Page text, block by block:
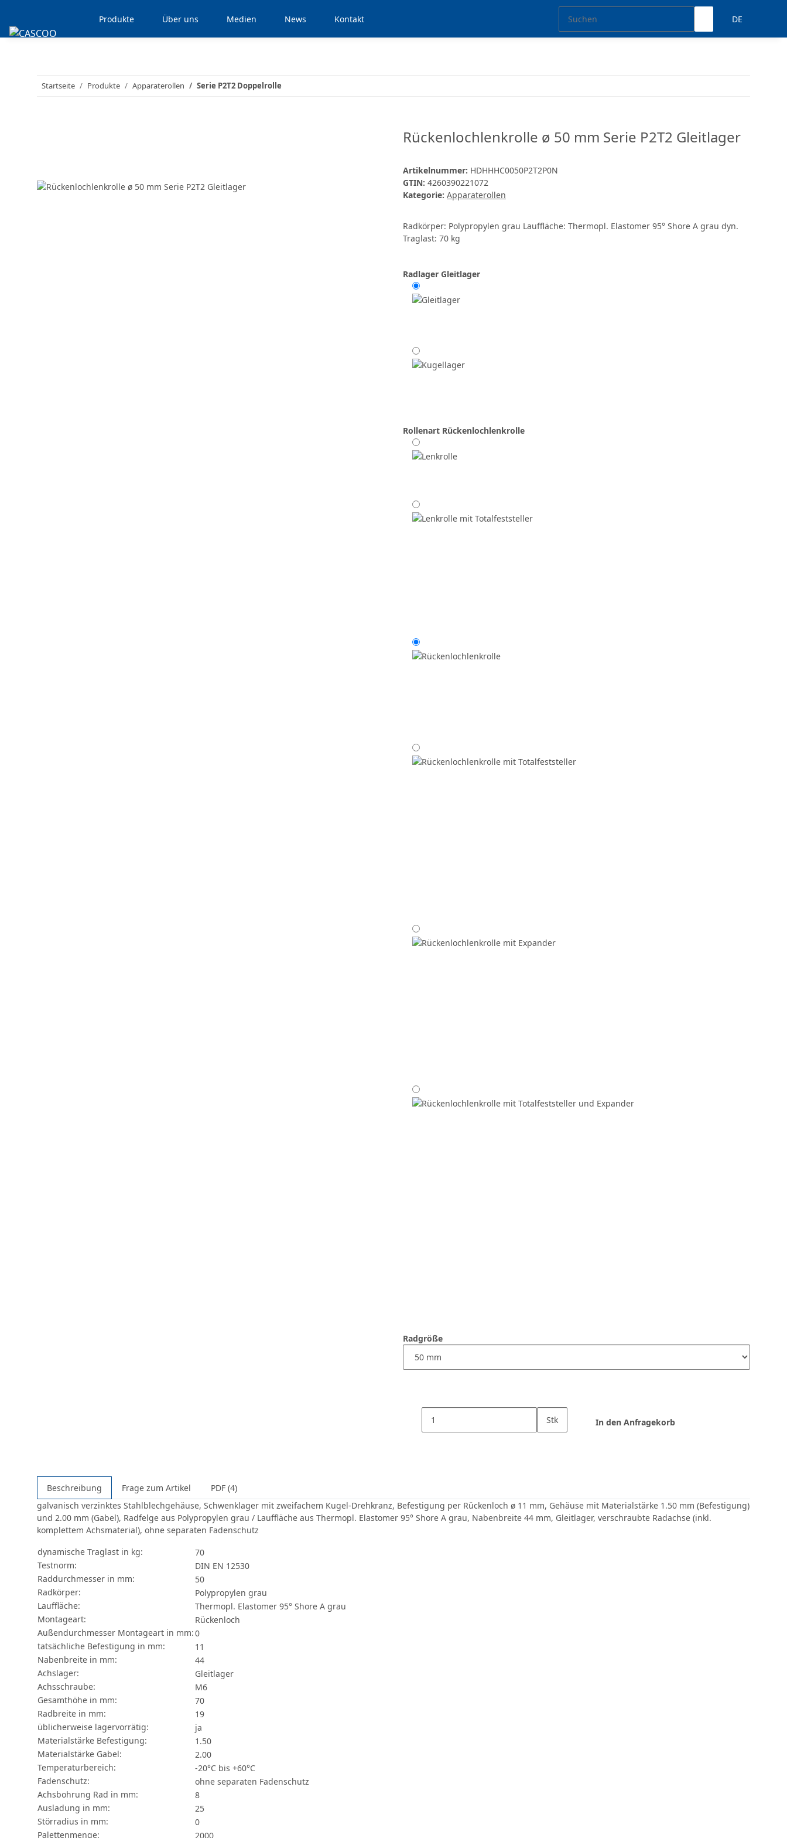
DE
Produkte Über uns Medien News Kontakt
Startseite Produkte Apparaterollen Serie P2T2 Doppelrolle
Rückenlochlenkrolle ø 50 mm Serie P2T2 Gleitlager
Artikelnummer: HDHHHC0050P2T2P0N
GTIN: 4260390221072
Kategorie: Apparaterollen
Radkörper: Polypropylen grau Lauffläche: Thermopl. Elastomer 95° Shore A grau dyn.
Traglast: 70 kg
Radlager Gleitlager
Rollenart Rückenlochlenkrolle
Radgröße
Stk In den Anfragekorb
Beschreibung Frage zum Artikel
PDF (4)
galvanisch verzinktes Stahlblechgehäuse, Schwenklager mit zweifachem Kugel-Drehkranz, Befestigung per Rückenloch ø 11 mm, Gehäuse mit Materialstärke 1.50 mm (Befestigung)
und 2.00 mm (Gabel), Radfelge aus Polypropylen grau / Lauffläche aus Thermopl. Elastomer 95° Shore A grau, Nabenbreite 44 mm, Gleitlager, verschraubte Radachse (inkl.
komplettem Achsmaterial), ohne separaten Fadenschutz
dynamische Traglast in kg:
70
Testnorm:
DIN EN 12530
Raddurchmesser in mm:
50
Radkörper:
Polypropylen grau
Lauffläche:
Thermopl. Elastomer 95° Shore A grau
Montageart:
Rückenloch
Außendurchmesser Montageart in mm:0
tatsächliche Befestigung in mm:
11
Nabenbreite in mm:
44
Achslager:
Gleitlager
Achsschraube:
M6
Gesamthöhe in mm:
70
Radbreite in mm:
19
üblicherweise lagervorrätig:
ja
Materialstärke Befestigung:
1.50
Materialstärke Gabel:
2.00
Temperaturbereich:
-20°C bis +60°C
Fadenschutz:
ohne separaten Fadenschutz
Achsbohrung Rad in mm:
8
Ausladung in mm:
25
Störradius in mm:
0
Palettenmenge:
2000